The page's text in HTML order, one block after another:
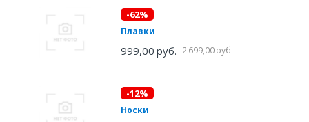
-62%
Плавки
999,00 руб. 2 699,00 руб.
-12%
Носки